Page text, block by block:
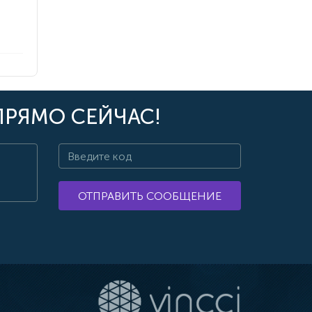
СЕЙЧАС!
ОТПРАВИТЬ СООБЩЕНИЕ